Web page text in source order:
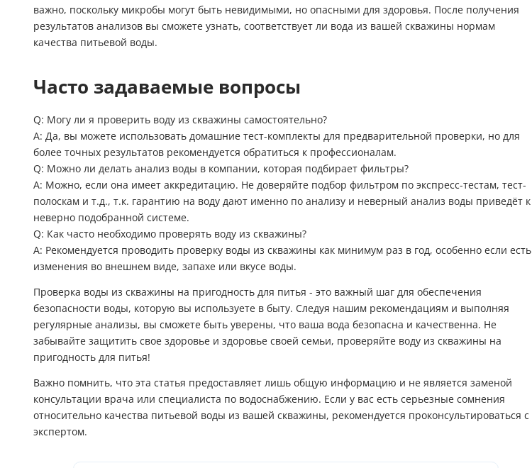
важно, поскольку микробы могут быть невидимыми, но опасными для здоровья. После получения
результатов анализов вы сможете узнать, соответствует ли вода из вашей скважины нормам
качества питьевой воды.
Часто задаваемые вопросы
Q: Могу ли я проверить воду из скважины самостоятельно?
A: Да, вы можете использовать домашние тест-комплекты для предварительной проверки, но для
более точных результатов рекомендуется обратиться к профессионалам.
Q: Можно ли делать анализ воды в компании, которая подбирает фильтры?
A: Можно, если она имеет аккредитацию. Не доверяйте подбор фильтром по экспресс-тестам, тест-
полоскам и т.д., т.к. гарантию на воду дают именно по анализу и неверный анализ воды приведёт к
неверно подобранной системе.
Q: Как часто необходимо проверять воду из скважины?
A: Рекомендуется проводить проверку воды из скважины как минимум раз в год, особенно если есть
изменения во внешнем виде, запахе или вкусе воды.
Проверка воды из скважины на пригодность для питья - это важный шаг для обеспечения
безопасности воды, которую вы используете в быту. Следуя нашим рекомендациям и выполняя
регулярные анализы, вы сможете быть уверены, что ваша вода безопасна и качественна. Не
забывайте защитить свое здоровье и здоровье своей семьи, проверяйте воду из скважины на
пригодность для питья!
Важно помнить, что эта статья предоставляет лишь общую информацию и не является заменой
консультации врача или специалиста по водоснабжению. Если у вас есть серьезные сомнения
относительно качества питьевой воды из вашей скважины, рекомендуется проконсультироваться с
экспертом.